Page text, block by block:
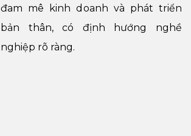
đam mê kinh doanh và phát triển
bản thân, có định hướng nghề
nghiệp rõ ràng.